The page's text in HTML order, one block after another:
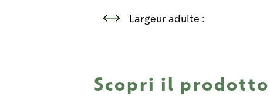
Largeur adulte :
Scopri il prodotto